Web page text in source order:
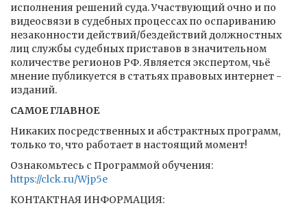
исполнения решений суда. Участвующий очно и по
видеосвязи в судебных процессах по оспариванию
незаконности действий/бездействий должностных
лиц службы судебных приставов в значительном
количестве регионов РФ. Является экспертом, чьё
мнение публикуется в статьях правовых интернет -
изданий.
САМОЕ ГЛАВНОЕ
Никаких посредственных и абстрактных программ,
только то, что работает в настоящий момент!
Ознакомьтесь с Программой обучения:
https://clck.ru/Wjp5e
КОНТАКТНАЯ ИНФОРМАЦИЯ: